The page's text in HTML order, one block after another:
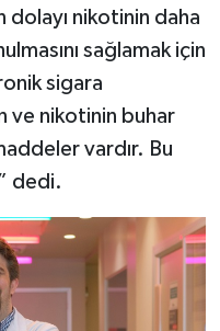
dolayı nikotinin daha
sağlamak için
sigara
ve nikotinin buhar
vardır. Bu
dedi.